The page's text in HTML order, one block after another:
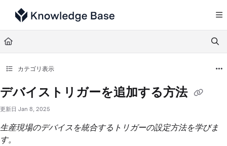
Documentation Index
Fetch the complete documentation index at:
Use this file to discover all available pages before exploring further.
カテゴリ表示
デバイストリガーを追加する方法
更新日 Jan 8, 2025
生産現場のデバイスを統合するトリガーの設定方法を学びま
す。